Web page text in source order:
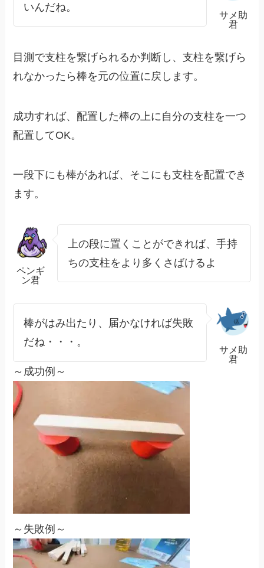
サメ助
君
いんだね。
目測で支柱を繋げられるか判断し、支柱を繋げら
れなかったら棒を元の位置に戻します。
成功すれば、配置した棒の上に自分の支柱を一つ
配置してOK。
一段下にも棒があれば、そこにも支柱を配置でき
ます。
ペンギ
ン君
上の段に置くことができれば、手持
ちの支柱をより多くさばけるよ
サメ助
君
棒がはみ出たり、届かなければ失敗
だね・・・。
～成功例～
～失敗例～